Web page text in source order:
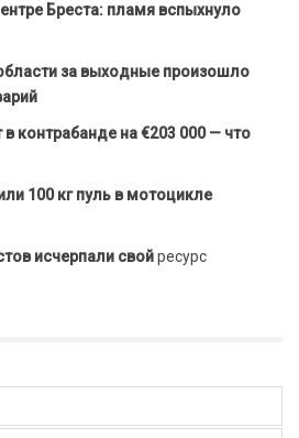
Бреста: пламя вспыхнуло
за выходные произошло
контрабанде на €203 000 — что
100 кг пуль в мотоцикле
исчерпали свойресурс